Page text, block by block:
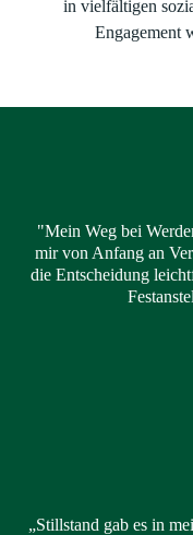
in vielfältigen
Engagement
"Mein Weg bei
mir von Anfang an
die Entscheidung
„Stillstand gab es in